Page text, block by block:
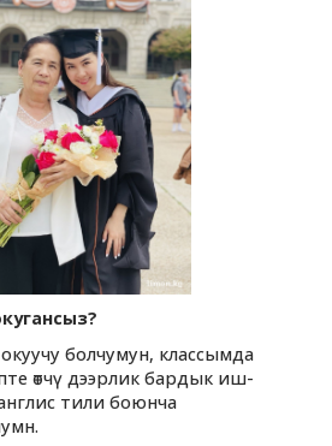
болчумун, классымда
өтчү дээрлик бардык иш-
тили боюнча